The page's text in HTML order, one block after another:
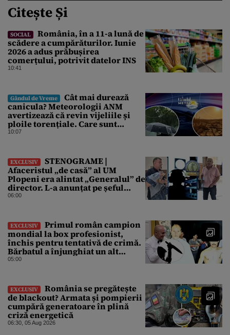
Citește Și
SOCIAL
România, în a 11-a lună de
scădere a cumpărăturilor. Iunie
2026 a adus prăbușirea
comerțului, potrivit datelor INS
10:41
Gândul de Vreme
Cât mai durează
canicula? Meteorologii ANM
avertizează că revin vijeliile și
ploile torențiale. Care sunt
zonele vizate, începând chiar de
10:07
EXCLUSIV
STENOGRAME |
Afaceristul „de casă” al UM
Plopeni era alintat „Generalul” de
director. L-a anunțat pe șeful
uzinei că i-a adus „subțireanu,
06:00
EXCLUSIV
Primul român campion
mondial la box profesionist,
închis pentru tentativă de crimă.
Bărbatul a înjunghiat un alt
interlop periculos
05:00
EXCLUSIV
România se pregătește
de blackout? Armata și pompierii
cumpără generatoare în plină
criză energetică
06:30, 05 Aug 2026